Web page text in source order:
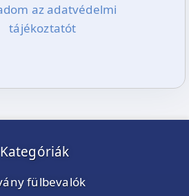
az adatvédelmi
tájékoztatót
Kategóriák
fülbevalók